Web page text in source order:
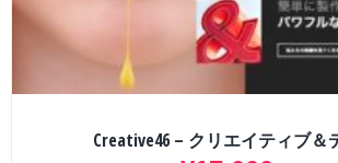
Creative46 – クリエイティブ＆